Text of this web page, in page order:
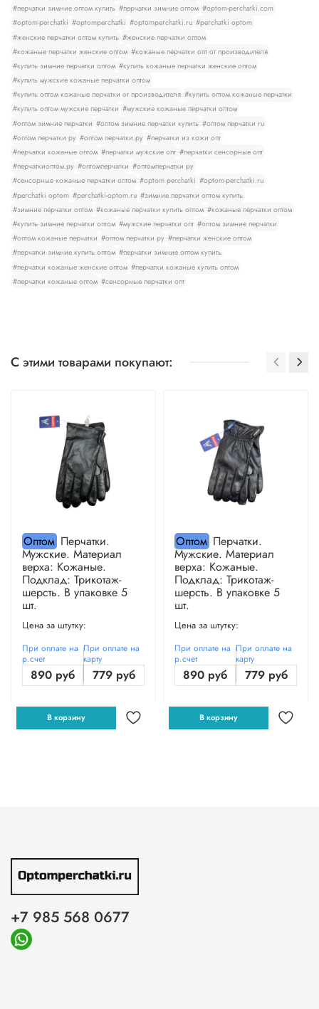
#перчатки зимние оптом купить #перчатки зимние оптом #optom-perchatki.com
#optom-perchatki #optomperchatki #optomperchatki.ru #perchatki optom
#женские перчатки оптом купить #женские перчатки оптом
#кожаные перчатки женские оптом #кожаные перчатки опт от производителя
#купить зимние перчатки оптом #купить кожаные перчатки женские оптом
#купить мужские кожаные перчатки оптом
#купить оптом кожаные перчатки от производителя #купить оптом кожаные перчатки
#купить оптом мужские перчатки #мужские кожаные перчатки оптом
#оптом зимние перчатки #оптом зимние перчатки купить #оптом перчатки ru
#оптом перчатки ру #оптом перчатки.ру #перчатки из кожи опт
#перчатки кожаные оптом #перчатки мужские опт #перчатки сенсорные опт
#перчаткиоптом.ру #оптомперчатки #оптомперчатки ру
#сенсорные кожаные перчатки оптом #optom perchatki #optom-perchatki.ru
#perchatki optom #perchatki-optom.ru #зимние перчатки оптом купить
#зимние перчатки оптом #кожаные перчатки купить оптом #кожаные перчатки оптом
#купить зимние перчатки оптом #мужские перчатки опт #оптом зимние перчатки
#оптом кожаные перчатки #оптом перчатки ру #перчатки женские оптом
#перчатки зимние купить оптом #перчатки зимние оптом купить
#перчатки кожаные женские оптом #перчатки кожаные купить оптом
#перчатки кожаные оптом #сенсорные перчатки опт
С этими товарами покупают:
ОптомПерчатки.
Мужские. Материал
верха: Кожаные.
Подклад: Трикотаж-
шерсть. В упаковке 5
шт.
Цена за штутку:
При оплате на
р.счет
890 руб
При оплате на
карту
779 руб
В корзину
ОптомПерчатки.
Мужские. Материал
верха: Кожаные.
Подклад: Трикотаж-
шерсть. В упаковке 5
шт.
Цена за штутку:
При оплате на
р.счет
890 руб
При оплате на
карту
779 руб
В корзину
+7 985 568 0677